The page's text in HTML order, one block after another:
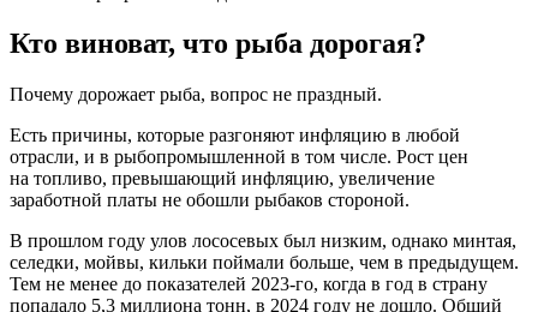
Кто виноват, что рыба дорогая?
Почему дорожает рыба, вопрос не праздный.
Есть причины, которые разгоняют инфляцию в любой
отрасли, и в рыбопромышленной в том числе. Рост цен
на топливо, превышающий инфляцию, увеличение
заработной платы не обошли рыбаков стороной.
В прошлом году улов лососевых был низким, однако минтая,
селедки, мойвы, кильки поймали больше, чем в предыдущем.
Тем не менее до показателей 2023-го, когда в год в страну
попадало 5,3 миллиона тонн, в 2024 году не дошло. Общий